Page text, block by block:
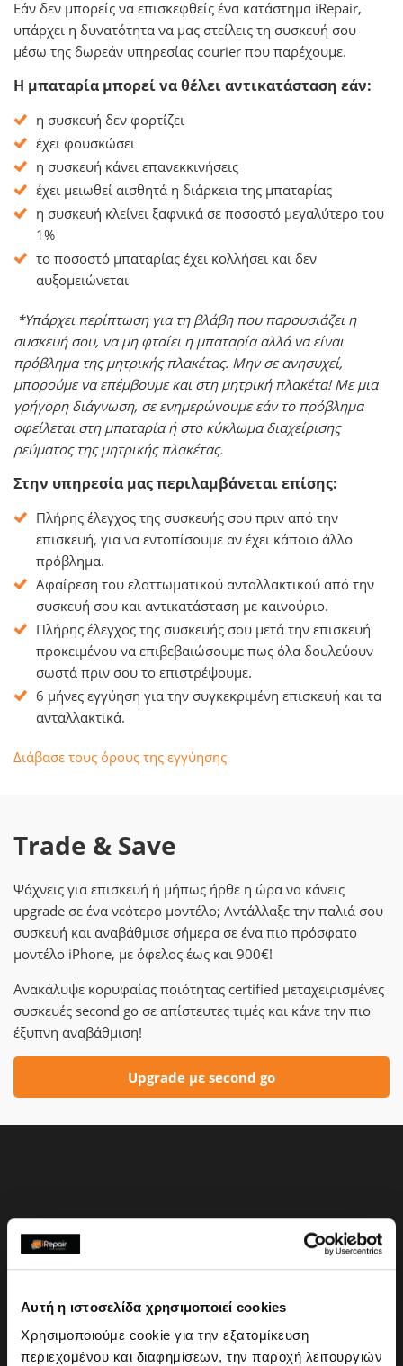
Αυτή η ιστοσελίδα χρησιμοποιεί cookies
Χρησιμοποιούμε cookie για την εξατομίκευση
περιεχομένου και διαφημίσεων, την παροχή λειτουργιών
Εάν δεν μπορείς να επισκεφθείς ένα κατάστημα iRepair,
υπάρχει η δυνατότητα να μας στείλεις τη συσκευή σου
μέσω της δωρεάν υπηρεσίας courier που παρέχουμε.
Η μπαταρία μπορεί να θέλει αντικατάσταση εάν:
η συσκευή δεν φορτίζει
έχει φουσκώσει
η συσκευή κάνει επανεκκινήσεις
έχει μειωθεί αισθητά η διάρκεια της μπαταρίας
η συσκευή κλείνει ξαφνικά σε ποσοστό μεγαλύτερο του
1%
το ποσοστό μπαταρίας έχει κολλήσει και δεν
αυξομειώνεται
*Υπάρχει περίπτωση για τη βλάβη που παρουσιάζει η
συσκευή σου, να μη φταίει η μπαταρία αλλά να είναι
πρόβλημα της μητρικής πλακέτας. Μην σε ανησυχεί,
μπορούμε να επέμβουμε και στη μητρική πλακέτα! Με μια
γρήγορη διάγνωση, σε ενημερώνουμε εάν το πρόβλημα
οφείλεται στη μπαταρία ή στο κύκλωμα διαχείρισης
ρεύματος της μητρικής πλακέτας.
Στην υπηρεσία μας περιλαμβάνεται επίσης:
Πλήρης έλεγχος της συσκευής σου πριν από την
επισκευή, για να εντοπίσουμε αν έχει κάποιο άλλο
πρόβλημα.
Αφαίρεση του ελαττωματικού ανταλλακτικού από την
συσκευή σου και αντικατάσταση με καινούριο.
Πλήρης έλεγχος της συσκευής σου μετά την επισκευή
προκειμένου να επιβεβαιώσουμε πως όλα δουλεύουν
σωστά πριν σου το επιστρέψουμε.
6 μήνες εγγύηση για την συγκεκριμένη επισκευή και τα
ανταλλακτικά.
Διάβασε τους όρους της εγγύησης
Trade & Save
Ψάχνεις για επισκευή ή μήπως ήρθε η ώρα να κάνεις
upgrade σε ένα νεότερο μοντέλο; Αντάλλαξε την παλιά σου
συσκευή και αναβάθμισε σήμερα σε ένα πιο πρόσφατο
μοντέλο iPhone, με όφελος έως και 900€!
Ανακάλυψε κορυφαίας ποιότητας certified μεταχειρισμένες
συσκευές second go σε απίστευτες τιμές και κάνε την πιο
έξυπνη αναβάθμιση!
Upgrade με second go